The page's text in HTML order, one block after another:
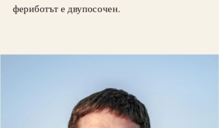
фериботът е двупосочен.